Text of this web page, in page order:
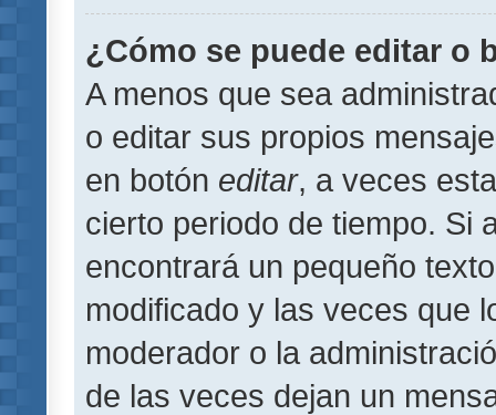
¿Cómo se puede editar o
A menos que sea
o editar sus propios
en botón editar, a veces
cierto periodo de tiempo. Si
encontrará un pequeño
modificado y las veces que
moderador o la
de las veces dejan un